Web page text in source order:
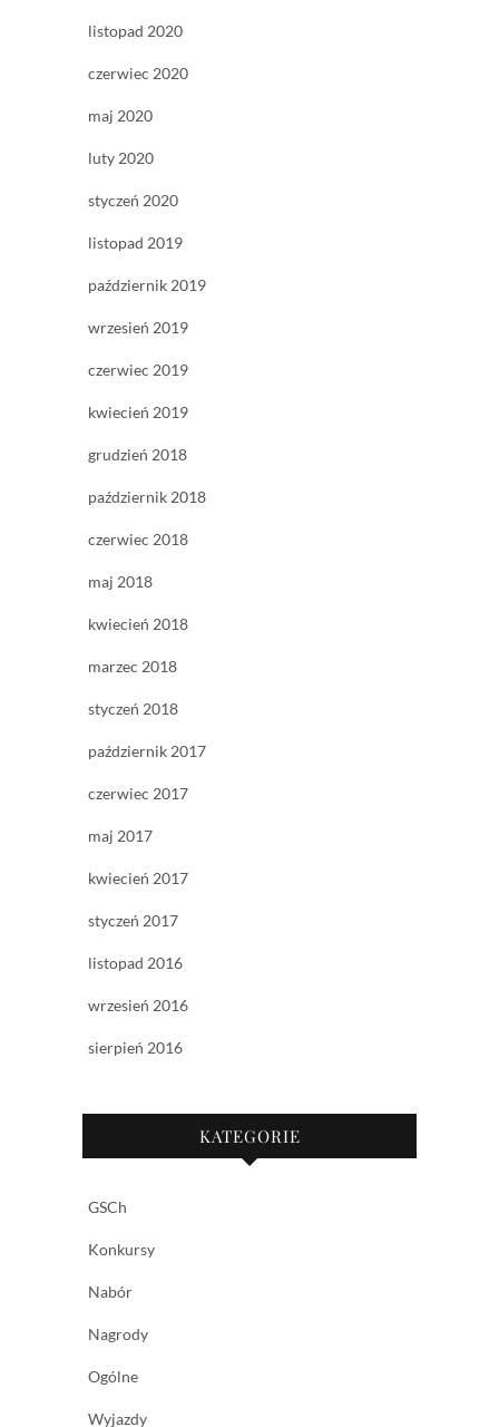
listopad 2020
czerwiec 2020
maj 2020
luty 2020
styczeń 2020
listopad 2019
październik 2019
wrzesień 2019
czerwiec 2019
kwiecień 2019
grudzień 2018
październik 2018
czerwiec 2018
maj 2018
kwiecień 2018
marzec 2018
styczeń 2018
październik 2017
czerwiec 2017
maj 2017
kwiecień 2017
styczeń 2017
listopad 2016
wrzesień 2016
sierpień 2016
KATEGORIE
GSCh
Konkursy
Nabór
Nagrody
Ogólne
Wyjazdy